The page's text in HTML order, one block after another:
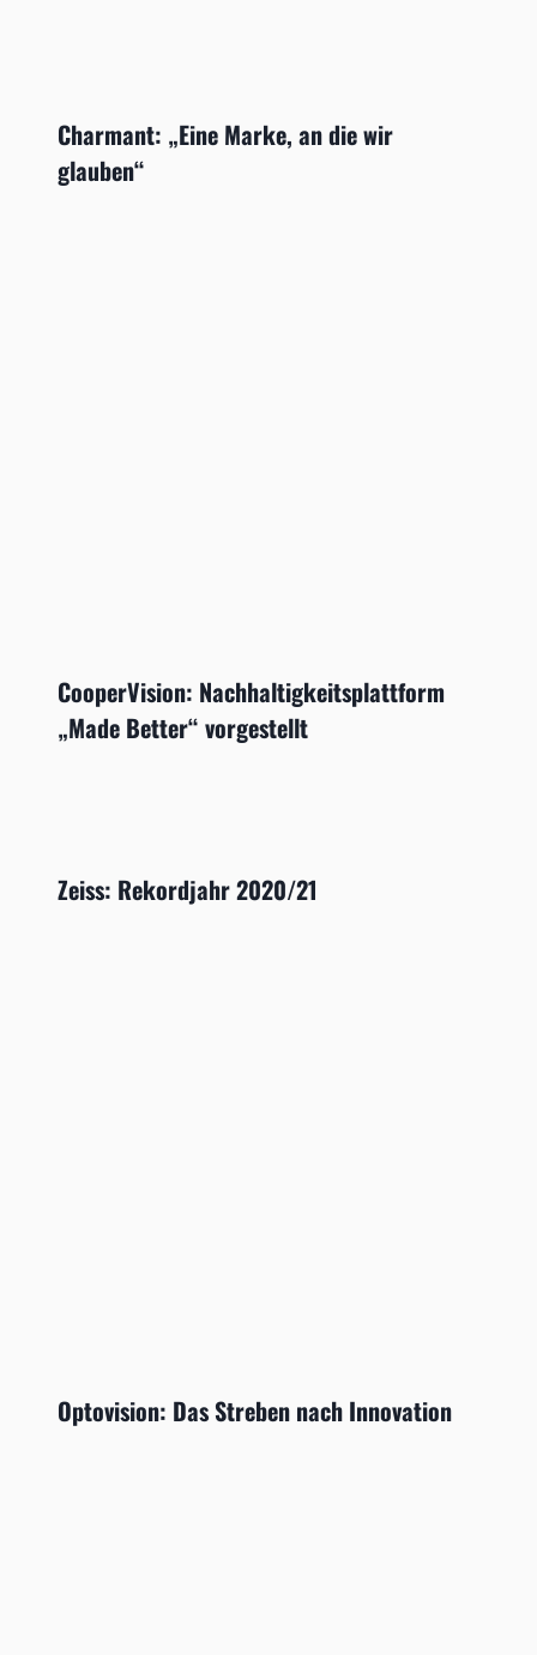
Charmant: „Eine Marke, an die wir
glauben“
CooperVision: Nachhaltigkeitsplattform
„Made Better“ vorgestellt
Zeiss: Rekordjahr 2020/21
Optovision: Das Streben nach Innovation